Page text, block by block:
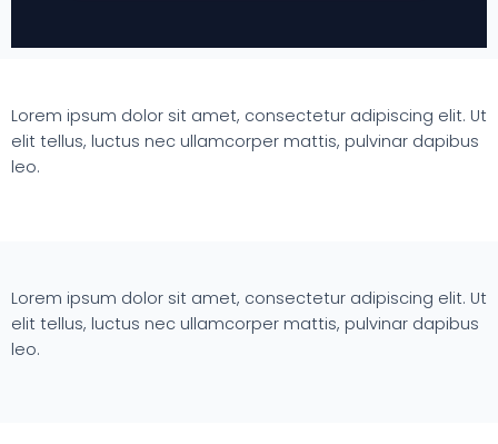
Lorem ipsum dolor sit amet, consectetur adipiscing elit. Ut
elit tellus, luctus nec ullamcorper mattis, pulvinar dapibus
leo.
Lorem ipsum dolor sit amet, consectetur adipiscing elit. Ut
elit tellus, luctus nec ullamcorper mattis, pulvinar dapibus
leo.